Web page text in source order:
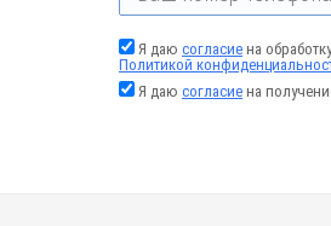
Я даю согласие на
Политикой
Я даю согласие на